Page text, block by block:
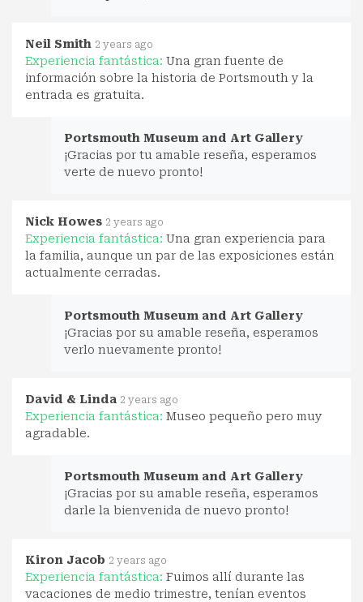
Neil Smith 2 years ago
Experiencia fantástica: Una gran fuente de
información sobre la historia de Portsmouth y la
entrada es gratuita.
Portsmouth Museum and Art Gallery
¡Gracias por tu amable reseña, esperamos
verte de nuevo pronto!
Nick Howes 2 years ago
Experiencia fantástica: Una gran experiencia para
la familia, aunque un par de las exposiciones están
actualmente cerradas.
Portsmouth Museum and Art Gallery
¡Gracias por su amable reseña, esperamos
verlo nuevamente pronto!
David & Linda 2 years ago
Experiencia fantástica: Museo pequeño pero muy
agradable.
Portsmouth Museum and Art Gallery
¡Gracias por su amable reseña, esperamos
darle la bienvenida de nuevo pronto!
Kiron Jacob 2 years ago
Experiencia fantástica: Fuimos allí durante las
vacaciones de medio trimestre, tenían eventos